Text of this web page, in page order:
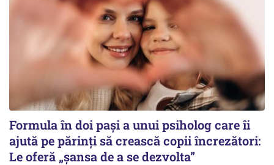
Formula în doi pași a unui psiholog care îi
ajută pe părinți să crească copii încrezători:
Le oferă „șansa de a se dezvolta”